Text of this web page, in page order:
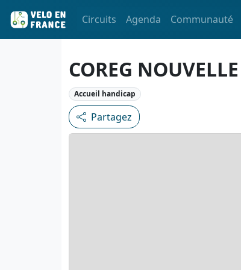
Circuits Agenda Communauté
COREG
Accueil handicap
Partagez